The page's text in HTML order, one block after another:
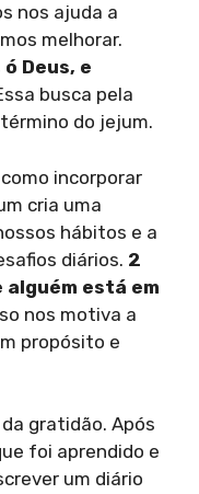
nos ajuda a
melhorar.
Deus, e
busca pela
do jejum.
incorporar
cria uma
hábitos e a
diários. 2
alguém está em
nos motiva a
propósito e
gratidão. Após
foi aprendido e
um diário